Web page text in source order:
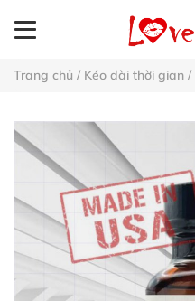
Trang chủ / Kéo dài thời gian /